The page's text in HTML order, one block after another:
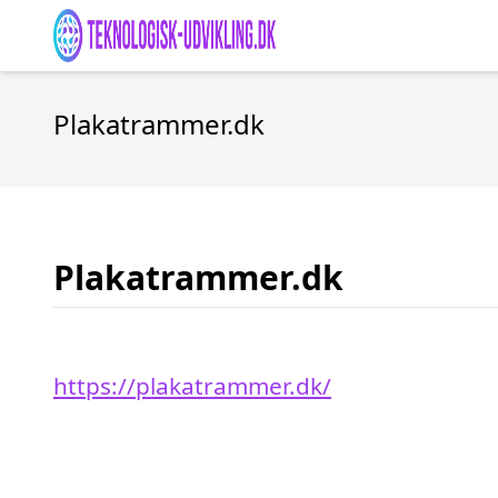
Plakatrammer.dk
Plakatrammer.dk
https://plakatrammer.dk/